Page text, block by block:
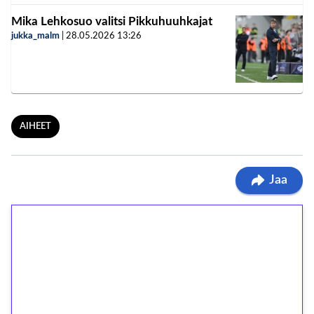
Mika Lehkosuo valitsi Pikkuhuuhkajat
jukka_malm 28.05.2026 13:26
AIHEET
Jaa